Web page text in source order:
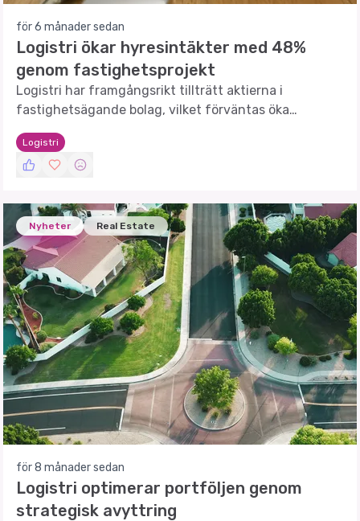
för 6 månader sedan
Logistri ökar hyresintäkter med 48%
genom fastighetsprojekt
Logistri har framgångsrikt tillträtt aktierna i
fastighetsägande bolag, vilket förväntas öka
hyresintäkterna med 48% till 2027.
Logistri
Nyheter Real Estate
för 8 månader sedan
Logistri optimerar portföljen genom
strategisk avyttring